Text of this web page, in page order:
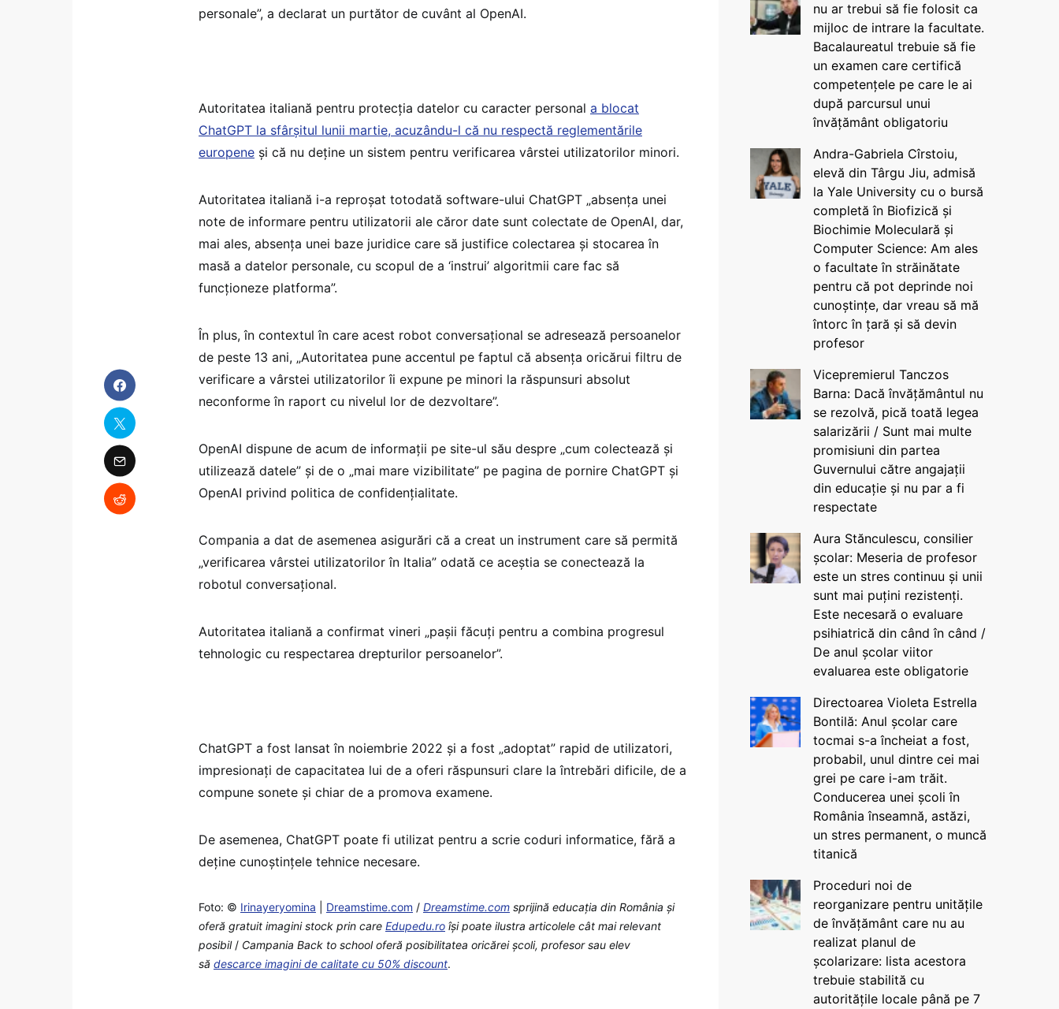
personale”, a declarat un purtător de cuvânt al OpenAI.
Autoritatea italiană pentru protecţia datelor cu caracter personal a blocat
ChatGPT la sfârşitul lunii martie, acuzându-l că nu respectă reglementările
europene şi că nu deţine un sistem pentru verificarea vârstei utilizatorilor minori.
Autoritatea italiană i-a reproşat totodată software-ului ChatGPT „absenţa unei
note de informare pentru utilizatorii ale căror date sunt colectate de OpenAI, dar,
mai ales, absenţa unei baze juridice care să justifice colectarea şi stocarea în
masă a datelor personale, cu scopul de a ‘instrui’ algoritmii care fac să
funcţioneze platforma”.
În plus, în contextul în care acest robot conversaţional se adresează persoanelor
de peste 13 ani, „Autoritatea pune accentul pe faptul că absenţa oricărui filtru de
verificare a vârstei utilizatorilor îi expune pe minori la răspunsuri absolut
neconforme în raport cu nivelul lor de dezvoltare”.
OpenAI dispune de acum de informaţii pe site-ul său despre „cum colectează şi
utilizează datele” şi de o „mai mare vizibilitate” pe pagina de pornire ChatGPT şi
OpenAI privind politica de confidenţialitate.
Compania a dat de asemenea asigurări că a creat un instrument care să permită
„verificarea vârstei utilizatorilor în Italia” odată ce aceştia se conectează la
robotul conversaţional.
Autoritatea italiană a confirmat vineri „paşii făcuţi pentru a combina progresul
tehnologic cu respectarea drepturilor persoanelor”.
ChatGPT a fost lansat în noiembrie 2022 şi a fost „adoptat” rapid de utilizatori,
impresionaţi de capacitatea lui de a oferi răspunsuri clare la întrebări dificile, de a
compune sonete şi chiar de a promova examene.
De asemenea, ChatGPT poate fi utilizat pentru a scrie coduri informatice, fără a
deţine cunoştinţele tehnice necesare.
Foto: © Irinayeryomina Dreamstime.com / Dreamstime.com sprijină educaţia din România şi
oferă gratuit imagini stock prin care Edupedu.ro îşi poate ilustra articolele cât mai relevant
posibil/ Campania Back to school oferă posibilitatea oricărei școli, profesor sau elev
să descarce imagini de calitate cu 50% discount.
nu ar trebui să fie folosit ca
mijloc de intrare la facultate.
Bacalaureatul trebuie să fie
un examen care certifică
competențele pe care le ai
după parcursul unui
învățământ obligatoriu
Andra-Gabriela Cîrstoiu,
elevă din Târgu Jiu, admisă
la Yale University cu o bursă
completă în Biofizică și
Biochimie Moleculară și
Computer Science: Am ales
o facultate în străinătate
pentru că pot deprinde noi
cunoștințe, dar vreau să mă
întorc în țară și să devin
profesor
Vicepremierul Tanczos
Barna: Dacă învățământul nu
se rezolvă, pică toată legea
salarizării / Sunt mai multe
promisiuni din partea
Guvernului către angajații
din educație și nu par a fi
respectate
Aura Stănculescu, consilier
școlar: Meseria de profesor
este un stres continuu și unii
sunt mai puțini rezistenți.
Este necesară o evaluare
psihiatrică din când în când /
De anul școlar viitor
evaluarea este obligatorie
Directoarea Violeta Estrella
Bontilă: Anul școlar care
tocmai s-a încheiat a fost,
probabil, unul dintre cei mai
grei pe care i-am trăit.
Conducerea unei școli în
România înseamnă, astăzi,
un stres permanent, o muncă
titanică
Proceduri noi de
reorganizare pentru unitățile
de învățământ care nu au
realizat planul de
școlarizare: lista acestora
trebuie stabilită cu
autoritățile locale până pe 7